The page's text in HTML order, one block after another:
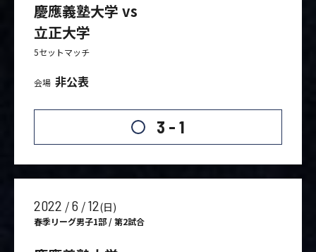
慶應義塾大学 vs
立正大学
5セットマッチ
会場 非公表
3 - 1
2022 /6 /12(日)
春季リーグ男子1部 / 第2試合